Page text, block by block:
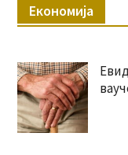
Економија